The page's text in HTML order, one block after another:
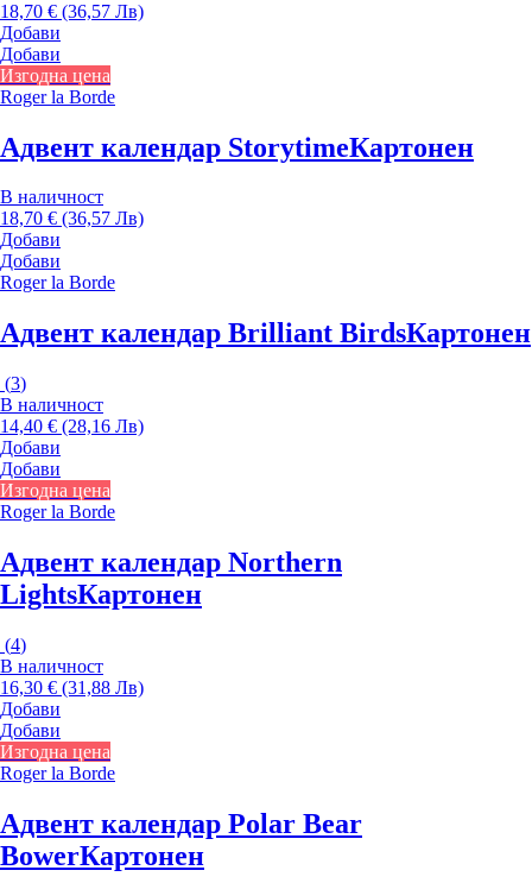
18,70 € (36,57 Лв)
Добави
Добави
Изгодна цена
Roger la Borde
Адвент календар StorytimeКартонен
В наличност
18,70 € (36,57 Лв)
Добави
Добави
Roger la Borde
Адвент календар Brilliant BirdsКартонен
(3)
В наличност
14,40 € (28,16 Лв)
Добави
Добави
Изгодна цена
Roger la Borde
Адвент календар Northern
LightsКартонен
(4)
В наличност
16,30 € (31,88 Лв)
Добави
Добави
Изгодна цена
Roger la Borde
Адвент календар Polar Bear
BowerКартонен